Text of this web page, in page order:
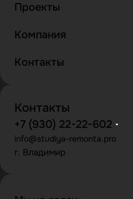
Проекты
Компания
Контакты
Контакты
+7 (930) 22-22-602
info@studiya-remonta.pro
г. Владимир